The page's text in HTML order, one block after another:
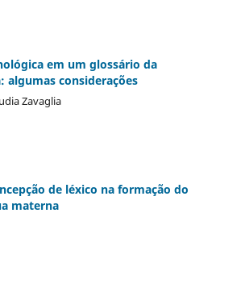
em um glossário da
algumas considerações
Zavaglia
de léxico na formação do
materna